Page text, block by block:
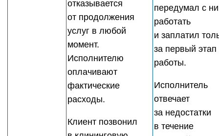
отказывается
от продолжения
услуг в любой
момент.
Исполнителю
оплачивают
фактические
расходы.
Клиент позвонил
передумал с
работать
и заплатил
за первый этап
работы.
Исполнитель
отвечает
за недостатки
в течение